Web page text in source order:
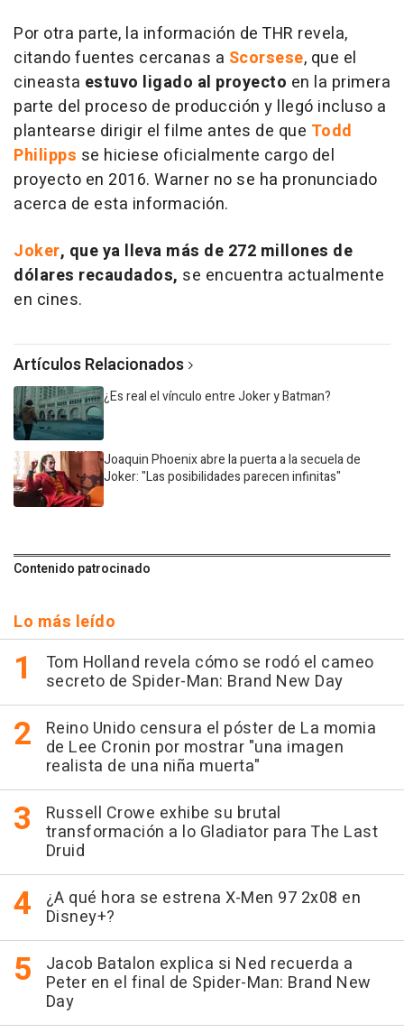
Por otra parte, la información de THR revela,
citando fuentes cercanas a Scorsese, que el
cineasta estuvo ligado al proyecto en la primera
parte del proceso de producción y llegó incluso a
plantearse dirigir el filme antes de que Todd
Philipps se hiciese oficialmente cargo del
proyecto en 2016. Warner no se ha pronunciado
acerca de esta información.
Joker, que ya lleva más de 272 millones de
dólares recaudados, se encuentra actualmente
en cines.
Artículos Relacionados
¿Es real el vínculo entre Joker y Batman?
Joaquin Phoenix abre la puerta a la secuela de
Joker: "Las posibilidades parecen infinitas"
Contenido patrocinado
Lo más leído
Tom Holland revela cómo se rodó el cameo
secreto de Spider-Man: Brand New Day
Reino Unido censura el póster de La momia
de Lee Cronin por mostrar "una imagen
realista de una niña muerta"
Russell Crowe exhibe su brutal
transformación a lo Gladiator para The Last
Druid
¿A qué hora se estrena X-Men 97 2x08 en
Disney+?
Jacob Batalon explica si Ned recuerda a
Peter en el final de Spider-Man: Brand New
Day